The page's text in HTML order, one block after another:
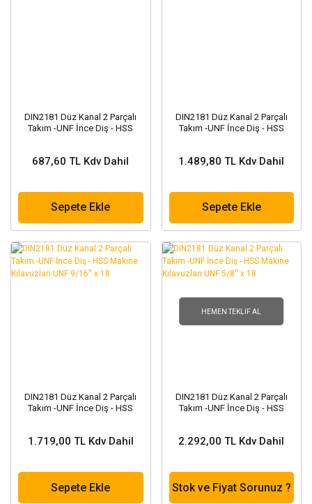
DIN2181 Düz Kanal 2 Parçalı
Takım -UNF İnce Diş - HSS
687,60 TL Kdv Dahil
Sepete Ekle
DIN2181 Düz Kanal 2 Parçalı
Takım -UNF İnce Diş - HSS
1.489,80 TL Kdv Dahil
Sepete Ekle
DIN2181 Düz Kanal 2 Parçalı
Takım -UNF İnce Diş - HSS
1.719,00 TL Kdv Dahil
Sepete Ekle
HEMEN TEKLIF AL
DIN2181 Düz Kanal 2 Parçalı
Takım -UNF İnce Diş - HSS
2.292,00 TL Kdv Dahil
Stok ve Fiyat Sorunuz ?